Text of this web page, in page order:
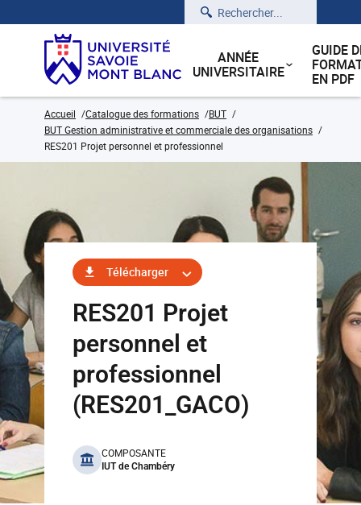
Rechercher
ANNÉE
UNIVERSITAIRE
GUIDE
EN PDF
Accueil Catalogue des formations
BUT
BUT Gestion administrative et commerciale des organisations
RES201 Projet personnel et professionnel
Télécharger
RES201 Projet
personnel et
professionnel
(RES201_GACO)
benefits
COMPOSANTE
IUT de Chambéry